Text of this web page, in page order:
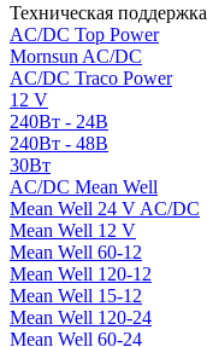
Техническая поддержка
AC/DC Top Power
Mornsun AC/DC
AC/DC Traco Power
12 V
240Вт - 24В
240Вт - 48В
30Вт
AC/DC Mean Well
Mean Well 24 V AC/DC
Mean Well 12 V
Mean Well 60-12
Mean Well 120-12
Mean Well 15-12
Mean Well 120-24
Mean Well 60-24